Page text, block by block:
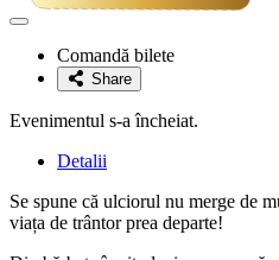
Adaugă
favoriteComandă bilete
Share
Evenimentul s-a încheiat.
Detalii
Se spune că ulciorul nu merge de
viața de trântor prea departe!